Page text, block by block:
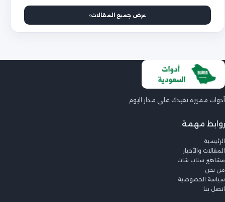
عرض جميع المقالات
أدوات مميزة تفيدك على مدار اليوم
روابط مهمة
الرئيسية
المقالات والأخبار
مشاهير سناب شات
من نحن
سياسة الخصوصية
اتصل بنا